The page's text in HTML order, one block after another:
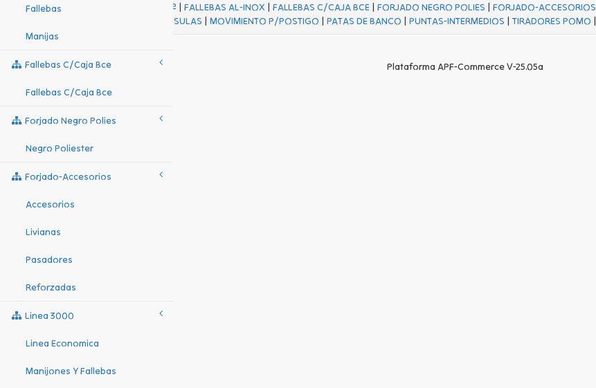
Fallebas
Manijas
Fallebas C/caja Bce
Fallebas C/caja Bce
Forjado Negro Polies
Negro Poliester
Forjado-Accesorios
Accesorios
Livianas
Pasadores
Reforzadas
Linea 3000
Linea Economica
Manijones Y Fallebas
FALL Hº-HJES Hº |FALLEBAS AL-INOX |FALLEBAS C/CAJA BCE |FORJADO NEGRO POLIES |FORJADO-ACCESORIOS
MENSULAS | MOVIMIENTO P/POSTIGO | PATAS DE BANCO | PUNTAS-INTERMEDIOS | TIRADORES POMO |
Plataforma APF-Commerce V-25.05a